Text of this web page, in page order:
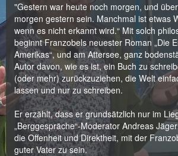
"Gestern war heute noch morgen, und
morgen gestern sein. Manchmal ist etwas
wenn es nicht erkannt wird.“ Mit solch
beginnt Franzobels neuester Roman „Die
Amerikas“, und am Attersee, ganz
Autor davon, wie es ist, ein Buch zu
(oder mehr) zurückzuziehen, die Welt
lassen und nur zu schreiben.
Er erzählt, dass er grundsätzlich nur im
„Berggespräche“-Moderator Andreas
die Offenheit und Direktheit, mit der
guter Vater zu sein.